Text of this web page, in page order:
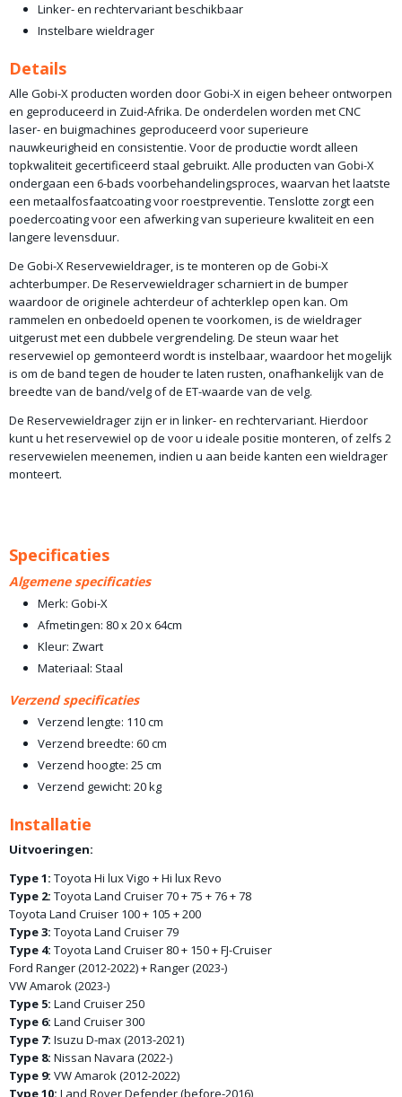
Linker- en rechtervariant beschikbaar
Instelbare wieldrager
Details
Alle Gobi-X producten worden door Gobi-X in eigen beheer ontworpen
en geproduceerd in Zuid-Afrika. De onderdelen worden met CNC
laser- en buigmachines geproduceerd voor superieure
nauwkeurigheid en consistentie. Voor de productie wordt alleen
topkwaliteit gecertificeerd staal gebruikt. Alle producten van Gobi-X
ondergaan een 6-bads voorbehandelingsproces, waarvan het laatste
een metaalfosfaatcoating voor roestpreventie. Tenslotte zorgt een
poedercoating voor een afwerking van superieure kwaliteit en een
langere levensduur.
De Gobi-X Reservewieldrager, is te monteren op de Gobi-X
achterbumper. De Reservewieldrager scharniert in de bumper
waardoor de originele achterdeur of achterklep open kan. Om
rammelen en onbedoeld openen te voorkomen, is de wieldrager
uitgerust met een dubbele vergrendeling. De steun waar het
reservewiel op gemonteerd wordt is instelbaar, waardoor het mogelijk
is om de band tegen de houder te laten rusten, onafhankelijk van de
breedte van de band/velg of de ET-waarde van de velg.
De Reservewieldrager zijn er in linker- en rechtervariant. Hierdoor
kunt u het reservewiel op de voor u ideale positie monteren, of zelfs 2
reservewielen meenemen, indien u aan beide kanten een wieldrager
monteert.
Specificaties
Algemene specificaties
Merk: Gobi-X
Afmetingen: 80 x 20 x 64cm
Kleur: Zwart
Materiaal: Staal
Verzend specificaties
Verzend lengte: 110 cm
Verzend breedte: 60 cm
Verzend hoogte: 25 cm
Verzend gewicht: 20 kg
Installatie
Uitvoeringen:
Type 1: Toyota Hi lux Vigo + Hi lux Revo
Type 2: Toyota Land Cruiser 70 + 75 + 76 + 78
Toyota Land Cruiser 100 + 105 + 200
Type 3: Toyota Land Cruiser 79
Type 4: Toyota Land Cruiser 80 + 150 + FJ-Cruiser
Ford Ranger (2012-2022) + Ranger (2023-)
VW Amarok (2023-)
Type 5: Land Cruiser 250
Type 6: Land Cruiser 300
Type 7: Isuzu D-max (2013-2021)
Type 8: Nissan Navara (2022-)
Type 9: VW Amarok (2012-2022)
Type 10: Land Rover Defender (before-2016)